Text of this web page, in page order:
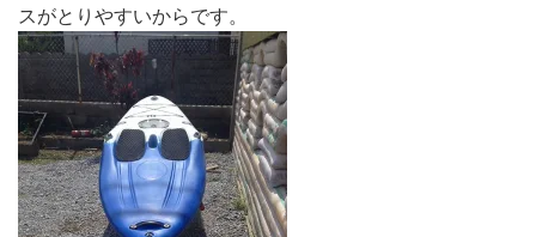
スがとりやすいからです。